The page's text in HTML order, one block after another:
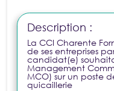
Description :
La CCI Charente
de ses entreprises
candidat(e)
Management
MCO) sur un poste
quicaillerie